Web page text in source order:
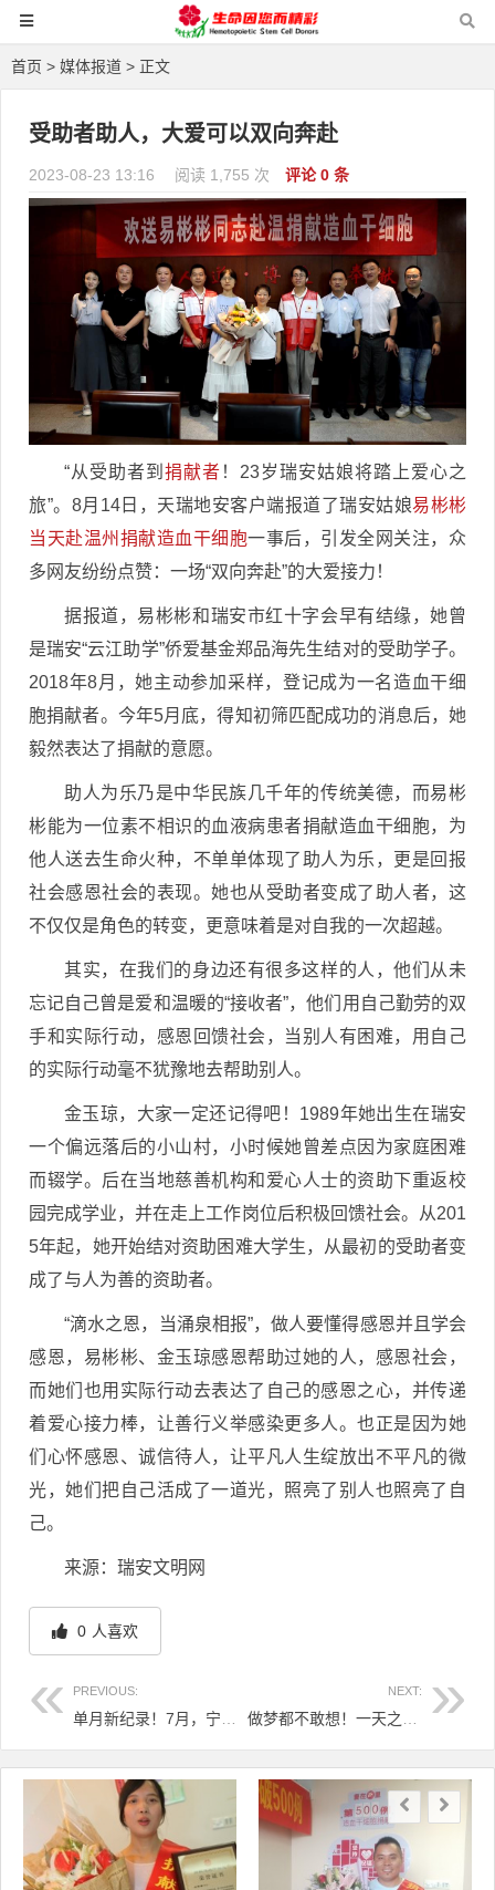
首页 > 媒体报道 > 正文
受助者助人，大爱可以双向奔赴
2023-08-23 13:16 阅读 1,755 次 评论 0 条
“从受助者到 捐献者 ！23岁瑞安姑娘将踏上爱心之
旅”。8月14日，天瑞地安客户端报道了瑞安姑娘易彬彬
当天赴温州捐献造血干细胞一事后，引发全网关注，众
多网友纷纷点赞：一场“双向奔赴”的大爱接力！
据报道，易彬彬和瑞安市红十字会早有结缘，她曾
是瑞安“云江助学”侨爱基金郑品海先生结对的受助学子。
2018年8月，她主动参加采样，登记成为一名造血干细
胞捐献者。今年5月底，得知初筛匹配成功的消息后，她
毅然表达了捐献的意愿。
助人为乐乃是中华民族几千年的传统美德，而易彬
彬能为一位素不相识的血液病患者捐献造血干细胞，为
他人送去生命火种，不单单体现了助人为乐，更是回报
社会感恩社会的表现。她也从受助者变成了助人者，这
不仅仅是角色的转变，更意味着是对自我的一次超越。
其实，在我们的身边还有很多这样的人，他们从未
忘记自己曾是爱和温暖的“接收者”，他们用自己勤劳的双
手和实际行动，感恩回馈社会，当别人有困难，用自己
的实际行动毫不犹豫地去帮助别人。
金玉琼，大家一定还记得吧！1989年她出生在瑞安
一个偏远落后的小山村，小时候她曾差点因为家庭困难
而辍学。后在当地慈善机构和爱心人士的资助下重返校
园完成学业，并在走上工作岗位后积极回馈社会。从201
5年起，她开始结对资助困难大学生，从最初的受助者变
成了与人为善的资助者。
“滴水之恩，当涌泉相报”，做人要懂得感恩并且学会
感恩，易彬彬、金玉琼感恩帮助过她的人，感恩社会，
而她们也用实际行动去表达了自己的感恩之心，并传递
着爱心接力棒，让善行义举感染更多人。也正是因为她
们心怀感恩、诚信待人，让平凡人生绽放出不平凡的微
光，她们把自己活成了一道光，照亮了别人也照亮了自
己。
来源：瑞安文明网
0 人喜欢
PREVIOUS: NEXT:
文章导航